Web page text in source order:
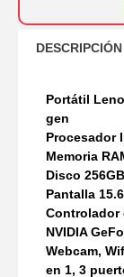
DESCRIPCIÓN
Portátil
gen
Procesador
Memoria
Disco
Pantalla
Controlador
NVIDIA
Webcam,
en 1, 3